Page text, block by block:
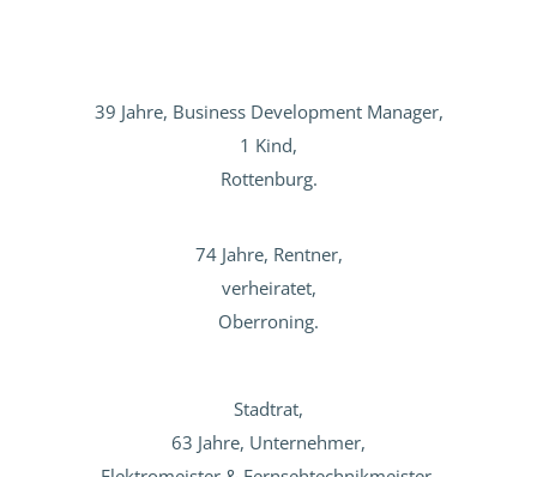
39 Jahre, Business Development Manager,
1 Kind,
Rottenburg.
74 Jahre, Rentner,
verheiratet,
Oberroning.
Stadtrat,
63 Jahre, Unternehmer,